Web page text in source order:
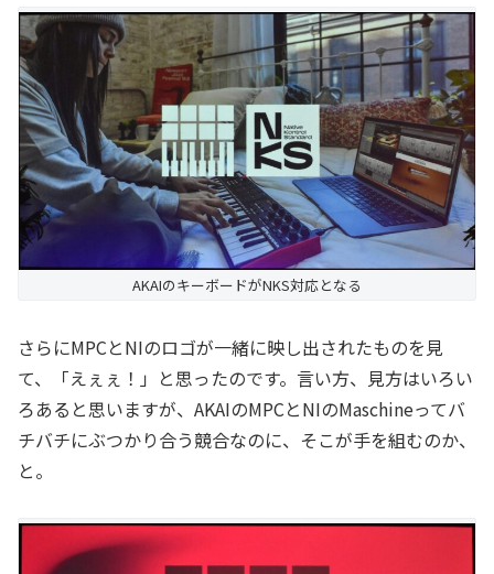
AKAIのキーボードがNKS対応となる
さらにMPCとNIのロゴが一緒に映し出されたものを見
て、「えぇぇ！」と思ったのです。言い方、見方はいろい
ろあると思いますが、AKAIのMPCとNIのMaschineってバ
チバチにぶつかり合う競合なのに、そこが手を組むのか、
と。